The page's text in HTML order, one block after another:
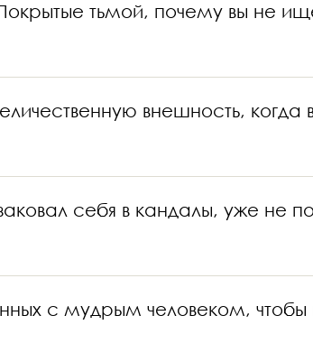
тьмой, почему вы не
внешность, когда
себя в кандалы, уже не
с мудрым человеком, чтобы